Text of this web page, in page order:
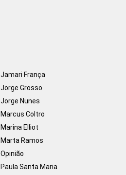
Jamari França
Jorge Grosso
Jorge Nunes
Marcus Coltro
Marina Elliot
Marta Ramos
Opinião
Paula Santa Maria